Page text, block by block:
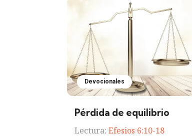
Devocionales
Pérdida de equilibrio
Lectura:Efesios 6:10-18